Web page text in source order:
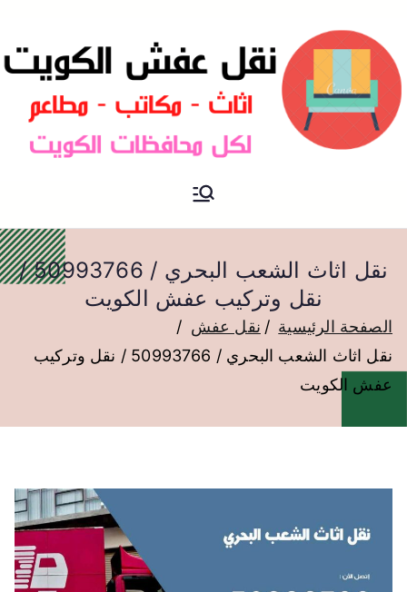
نقل عفش الكويت
نقل اثاث الشعب البحري / 50993766 /
نقل وتركيب عفش الكويت
الصفحة الرئيسية
نقل عفش
نقل اثاث الشعب البحري / 50993766 / نقل وتركيب
عفش الكويت